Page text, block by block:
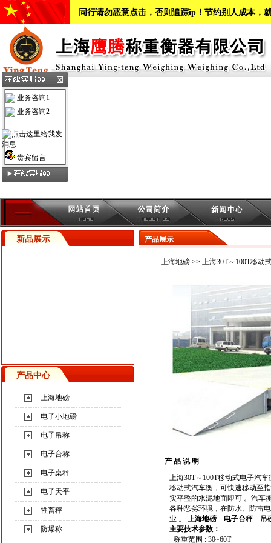
同行请勿恶意点击，否则追踪ip！节约别人成本，
新品展示
产品中心
上海地磅
电子小地磅
电子吊称
电子台称
电子桌秤
电子天平
牲畜秤
防爆称
产品展示
上海地磅>> 上海30T～100T移动
产 品 说 明
上海30T～100T移动式电子汽车
移动式汽车衡，可快速移动至
实平整的水泥地面即可 。汽车
各种恶劣环境，在防水、防雷
业 。 上海地磅 电子台秤
吊
主要技术参数：
· 称重范围 : 30~60T
业务咨询1
业务咨询2
贵宾留言